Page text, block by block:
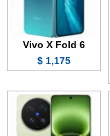
Vivo X Fold 6
1,175 $